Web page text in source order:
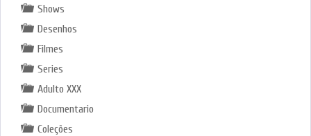
Shows
Desenhos
Filmes
Series
Adulto XXX
Documentario
Coleções